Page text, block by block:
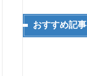
おすすめ記事